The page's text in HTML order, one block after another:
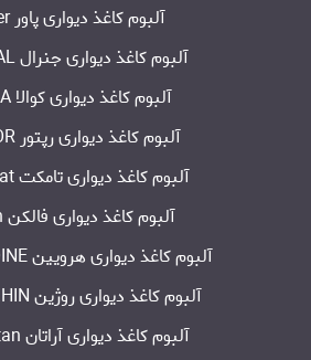
آلبوم کاغذ دیواری پاور power
آلبوم کاغذ دیواری جنرال GENERAL
آلبوم کاغذ دیواری کوالا KOALA
آلبوم کاغذ دیواری رپتور RAPTOR
آلبوم کاغذ دیواری تامکت tomcat ✔️
آلبوم کاغذ دیواری فالکن falcon
آلبوم کاغذ دیواری هرویین HEROINE ✔️ ✅
آلبوم کاغذ دیواری روژین ROZHIN ✔️ ✅
آلبوم کاغذ دیواری آراتان Artan ✔️ ✅